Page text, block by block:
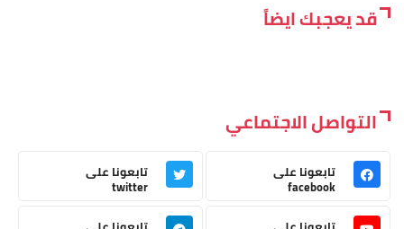
قد يعجبك ايضاً
التواصل الاجتماعي
تابعونا على
facebook
تابعونا على
twitter